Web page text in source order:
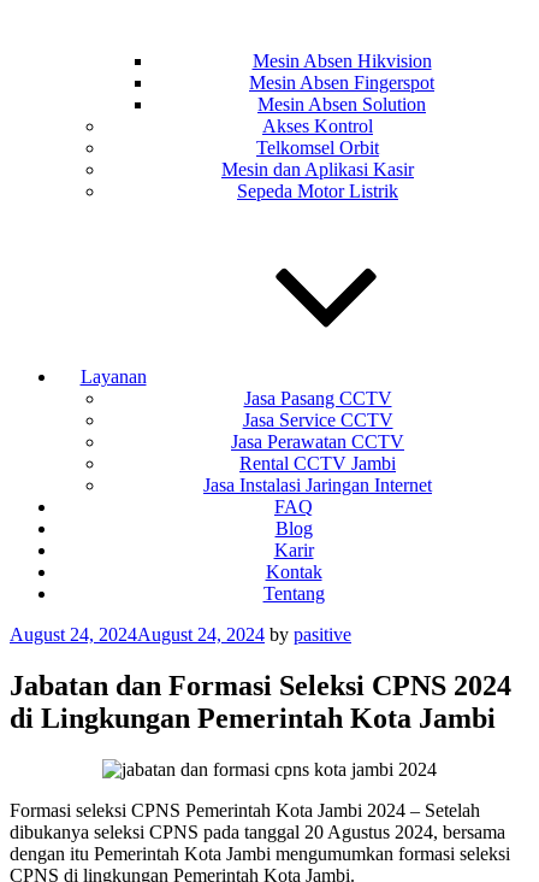
Mesin Absen Hikvision
Mesin Absen Fingerspot
Mesin Absen Solution
Akses Kontrol
Telkomsel Orbit
Mesin dan Aplikasi Kasir
Sepeda Motor Listrik
Layanan
Jasa Pasang CCTV
Jasa Service CCTV
Jasa Perawatan CCTV
Rental CCTV Jambi
Jasa Instalasi Jaringan Internet
FAQ
Blog
Karir
Kontak
Tentang
Posted
August 24, 2024August 24, 2024 by pasitive
Jabatan dan Formasi Seleksi CPNS 2024
di Lingkungan Pemerintah Kota Jambi
Formasi seleksi CPNS Pemerintah Kota Jambi 2024 – Setelah
dibukanya seleksi CPNS pada tanggal 20 Agustus 2024, bersama
dengan itu Pemerintah Kota Jambi mengumumkan formasi seleksi
CPNS di lingkungan Pemerintah Kota Jambi.